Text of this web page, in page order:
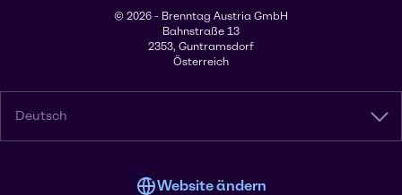
© 2026 - Brenntag Austria GmbH
Bahnstraße 13
2353, Guntramsdorf
Österreich
Deutsch
Website ändern